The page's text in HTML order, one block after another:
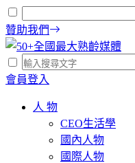
贊助我們
會員登入
人 物
CEO生活學
國內人物
國際人物